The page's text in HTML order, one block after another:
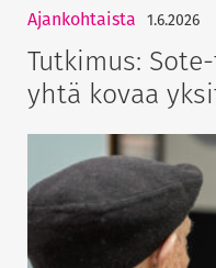
Ajankohtaista 1.6.2026
Tutkimus:
yhtä kovaa